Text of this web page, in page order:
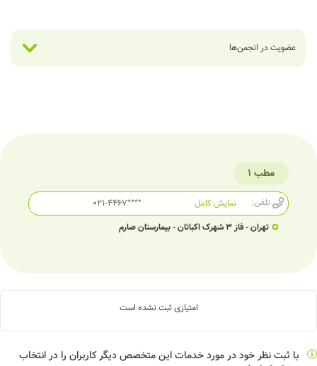
عضویت در انجمن‌ها
مطب 1
تلفن: 021-4467****
نمایش کامل
تهران - فاز 3 شهرک اکباتان - بیمارستان صارم
امتیازی ثبت نشده است
با ثبت نظر خود در مورد خدمات این متخصص دیگر کاربران را در انتخاب